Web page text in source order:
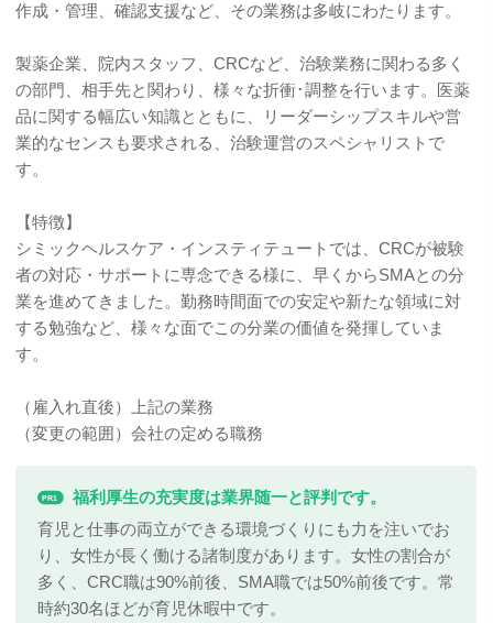
作成・管理、確認支援など、その業務は多岐にわたります。
製薬企業、院内スタッフ、CRCなど、治験業務に関わる多く
の部門、相手先と関わり、様々な折衝･調整を行います。医薬
品に関する幅広い知識とともに、リーダーシップスキルや営
業的なセンスも要求される、治験運営のスペシャリストで
す。
【特徴】
シミックヘルスケア・インスティテュートでは、CRCが被験
者の対応・サポートに専念できる様に、早くからSMAとの分
業を進めてきました。勤務時間面での安定や新たな領域に対
する勉強など、様々な面でこの分業の価値を発揮していま
す。
（雇入れ直後）上記の業務
（変更の範囲）会社の定める職務
PR1
福利厚生の充実度は業界随一と評判です。
育児と仕事の両立ができる環境づくりにも力を注いでお
り、女性が長く働ける諸制度があります。女性の割合が
多く、CRC職は90%前後、SMA職では50%前後です。常
時約30名ほどが育児休暇中です。